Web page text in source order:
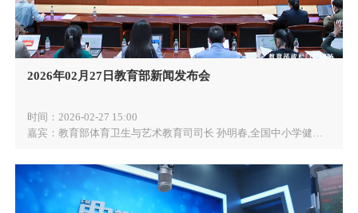
2026年02月27日教育部新闻发布会
时间：2026-02-27 15:00
嘉宾：教育部体育卫生与艺术教育司司长 孙明春,全国中小学健康教育教学指导委员会主任委员、北京大学教授 马军,北京市教委副主任 吴洁,山东省教育厅副厅长 邢顺峰,清华大学副校长 王宏伟,电子科技大学附属实验小学党委书记 康永邦